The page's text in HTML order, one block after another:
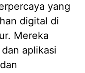
yang
digital di
Mereka
aplikasi